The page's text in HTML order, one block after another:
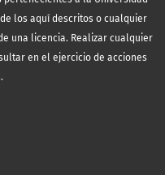
los aquí descritos o cualquier
una licencia. Realizar cualquier
en el ejercicio de acciones